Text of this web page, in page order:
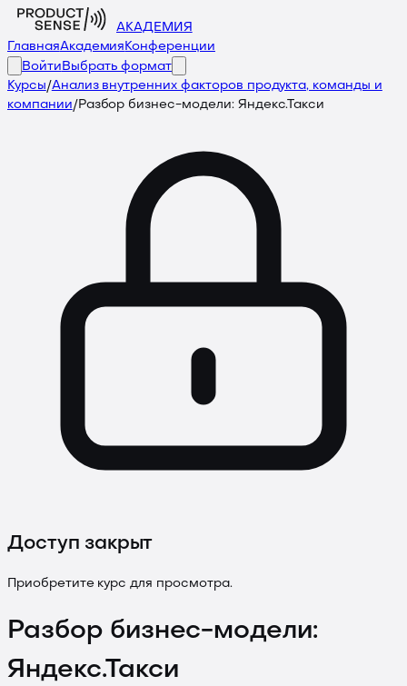
АКАДЕМИЯ
ГлавнаяАкадемия Конференции
Войти Выбрать формат
Курсы/Анализ внутренних факторов продукта, команды и
компании/ Разбор бизнес-модели: Яндекс.Такси
Доступ закрыт
Приобретите курс для просмотра.
Разбор бизнес-модели:
Яндекс.Такси